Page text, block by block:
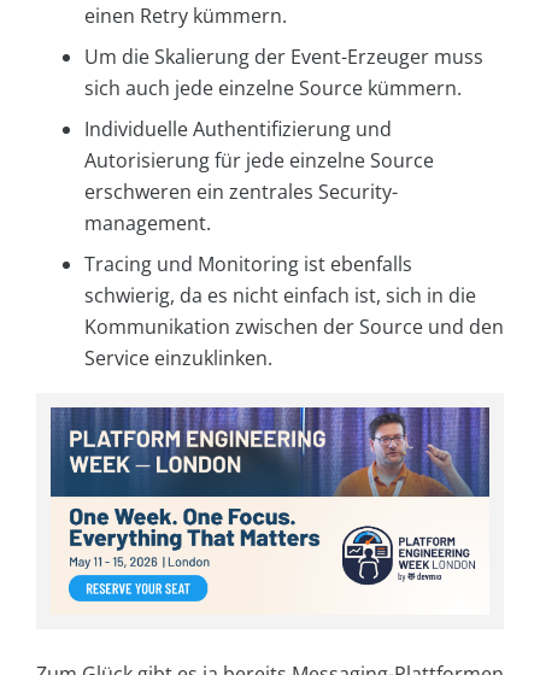
einen Retry kümmern.
Um die Skalierung der Event-Erzeuger muss
sich auch jede einzelne Source kümmern.
Individuelle Authentifizierung und
Autorisierung für jede einzelne Source
erschweren ein zentrales Security­
management.
Tracing und Monitoring ist ebenfalls
schwierig, da es nicht einfach ist, sich in die
Kommunikation zwischen der Source und den
Service einzuklinken.